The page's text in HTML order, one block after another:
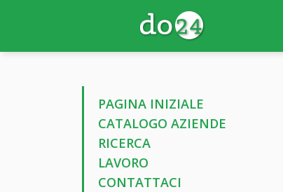
PAGINA INIZIALE
CATALOGO AZIENDE
RICERCA
LAVORO
CONTATTACI